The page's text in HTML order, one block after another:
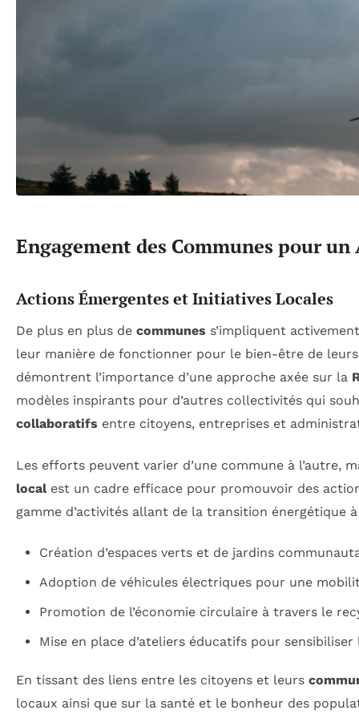
Engagement des Communes pour
Actions Émergentes et Initiatives Locales
De plus en plus de communes s’impliquent
leur manière de fonctionner pour le bien-être de
démontrent l’importance d’une approche axée sur la
modèles inspirants pour d’autres collectivités qui
collaboratifs entre citoyens, entreprises et
Les efforts peuvent varier d’une commune à l’autre,
localest un cadre efficace pour promouvoir des
gamme d’activités allant de la transition énergétique
Création d’espaces verts et de jardins
Adoption de véhicules électriques pour une
Promotion de l’économie circulaire à travers le
Mise en place d’ateliers éducatifs pour
En tissant des liens entre les citoyens et leurs
locaux ainsi que sur la santé et le bonheur des